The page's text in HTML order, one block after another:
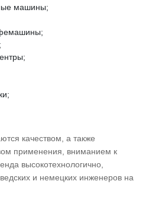
машины;
качеством, а также
применения, вниманием к
высокотехнологично,
и немецких инженеров на